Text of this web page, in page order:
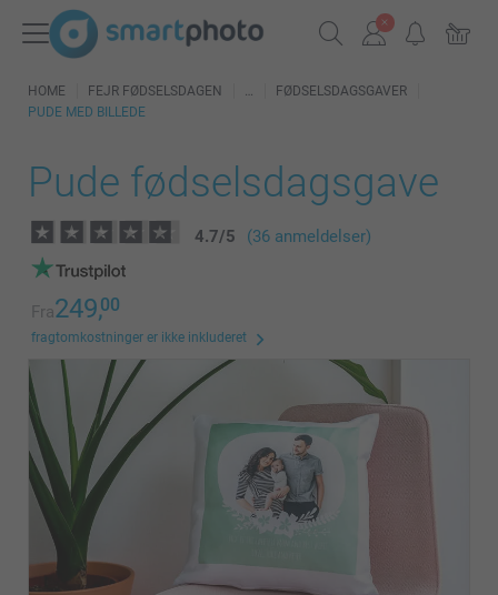
HOME FEJR FØDSELSDAGEN
FØDSELSDAGSGAVER
PUDE MED BILLEDE
Pude fødselsdagsgave
4.7/5 (36 anmeldelser)
Fra249,00
fragtomkostninger er ikke inkluderet